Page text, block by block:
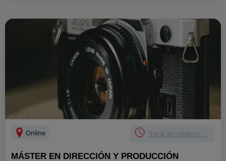
Online Total de créditos: ...
MÁSTER EN DIRECCIÓN Y PRODUCCIÓN